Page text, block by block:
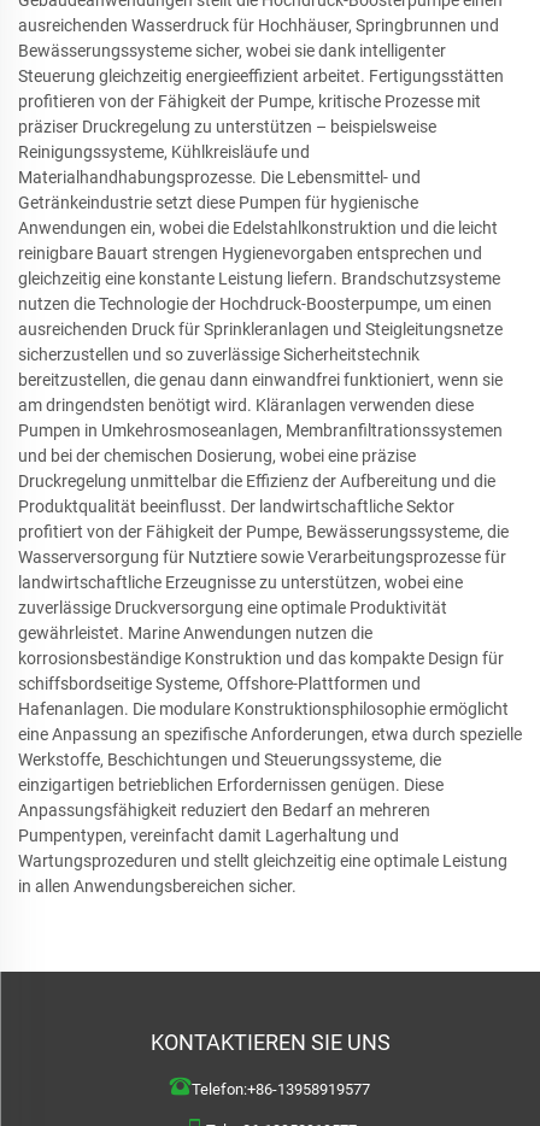
ausreichenden Wasserdruck für Hochhäuser, Springbrunnen und
Bewässerungssysteme sicher, wobei sie dank intelligenter
Steuerung gleichzeitig energieeffizient arbeitet. Fertigungsstätten
profitieren von der Fähigkeit der Pumpe, kritische Prozesse mit
präziser Druckregelung zu unterstützen – beispielsweise
Reinigungssysteme, Kühlkreisläufe und
Materialhandhabungsprozesse. Die Lebensmittel- und
Getränkeindustrie setzt diese Pumpen für hygienische
Anwendungen ein, wobei die Edelstahlkonstruktion und die leicht
reinigbare Bauart strengen Hygienevorgaben entsprechen und
gleichzeitig eine konstante Leistung liefern. Brandschutzsysteme
nutzen die Technologie der Hochdruck-Boosterpumpe, um einen
ausreichenden Druck für Sprinkleranlagen und Steigleitungsnetze
sicherzustellen und so zuverlässige Sicherheitstechnik
bereitzustellen, die genau dann einwandfrei funktioniert, wenn sie
am dringendsten benötigt wird. Kläranlagen verwenden diese
Pumpen in Umkehrosmoseanlagen, Membranfiltrationssystemen
und bei der chemischen Dosierung, wobei eine präzise
Druckregelung unmittelbar die Effizienz der Aufbereitung und die
Produktqualität beeinflusst. Der landwirtschaftliche Sektor
profitiert von der Fähigkeit der Pumpe, Bewässerungssysteme, die
Wasserversorgung für Nutztiere sowie Verarbeitungsprozesse für
landwirtschaftliche Erzeugnisse zu unterstützen, wobei eine
zuverlässige Druckversorgung eine optimale Produktivität
gewährleistet. Marine Anwendungen nutzen die
korrosionsbeständige Konstruktion und das kompakte Design für
schiffsbordseitige Systeme, Offshore-Plattformen und
Hafenanlagen. Die modulare Konstruktionsphilosophie ermöglicht
eine Anpassung an spezifische Anforderungen, etwa durch spezielle
Werkstoffe, Beschichtungen und Steuerungssysteme, die
einzigartigen betrieblichen Erfordernissen genügen. Diese
Anpassungsfähigkeit reduziert den Bedarf an mehreren
Pumpentypen, vereinfacht damit Lagerhaltung und
Wartungsprozeduren und stellt gleichzeitig eine optimale Leistung
in allen Anwendungsbereichen sicher.
KONTAKTIEREN SIE UNS
Telefon:+86-13958919577